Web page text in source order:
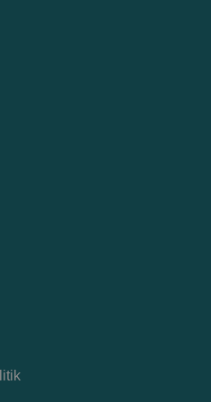
til andre
Når det nye system
skøn eller den
Det kan skabe ekstra